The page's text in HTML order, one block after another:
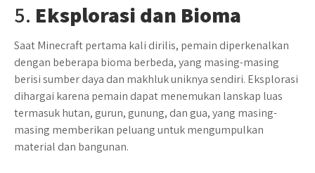
5. Eksplorasi dan Bioma
Saat Minecraft pertama kali dirilis, pemain diperkenalkan
dengan beberapa bioma berbeda, yang masing-masing
berisi sumber daya dan makhluk uniknya sendiri. Eksplorasi
dihargai karena pemain dapat menemukan lanskap luas
termasuk hutan, gurun, gunung, dan gua, yang masing-
masing memberikan peluang untuk mengumpulkan
material dan bangunan.